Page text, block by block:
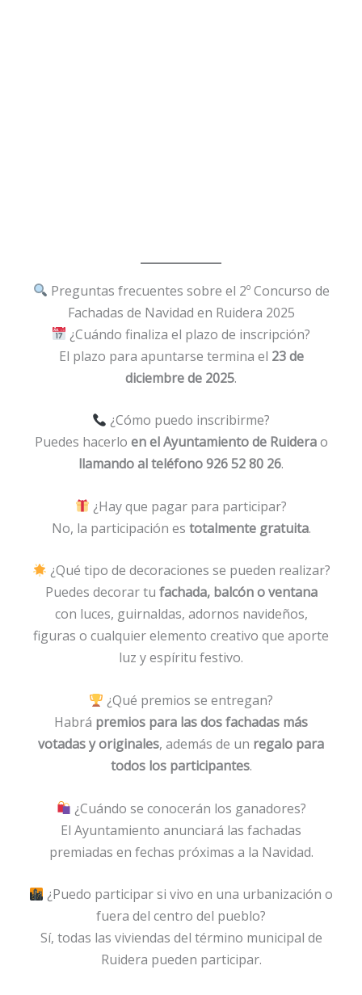
Preguntas frecuentes sobre el 2º Concurso de
Fachadas de Navidad en Ruidera 2025
¿Cuándo finaliza el plazo de inscripción?
El plazo para apuntarse termina el 23 de
diciembre de 2025.
¿Cómo puedo inscribirme?
Puedes hacerlo en el Ayuntamiento de Ruiderao
llamando al teléfono 926 52 80 26.
¿Hay que pagar para participar?
No, la participación es totalmente gratuita.
¿Qué tipo de decoraciones se pueden realizar?
Puedes decorar tu fachada, balcón o ventana
con luces, guirnaldas, adornos navideños,
figuras o cualquier elemento creativo que aporte
luz y espíritu festivo.
¿Qué premios se entregan?
Habrá premios para las dos fachadas más
votadas y originales, además de un regalo para
todos los participantes.
¿Cuándo se conocerán los ganadores?
El Ayuntamiento anunciará las fachadas
premiadas en fechas próximas a la Navidad.
¿Puedo participar si vivo en una urbanización o
fuera del centro del pueblo?
Sí, todas las viviendas del término municipal de
Ruidera pueden participar.